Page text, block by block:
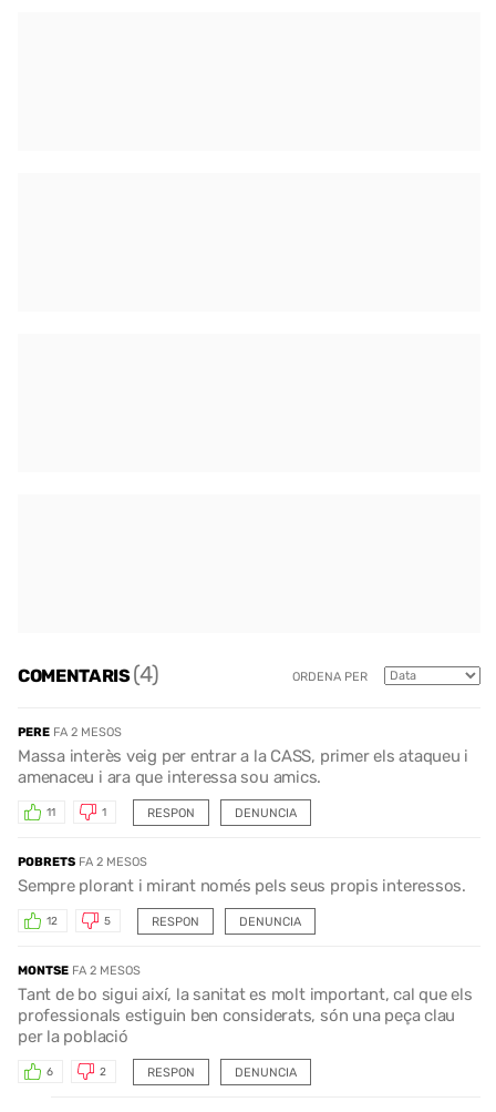
COMENTARIS(4) ORDENA PER
PERE FA 2 MESOS
Massa interès veig per entrar a la CASS, primer els ataqueu i
amenaceu i ara que interessa sou amics.
RESPON
11 1 DENUNCIA
POBRETS FA 2 MESOS
Sempre plorant i mirant només pels seus propis interessos.
RESPON
12 5 DENUNCIA
MONTSE FA 2 MESOS
Tant de bo sigui així, la sanitat es molt important, cal que els
professionals estiguin ben considerats, són una peça clau
per la població
RESPON
6 2 DENUNCIA